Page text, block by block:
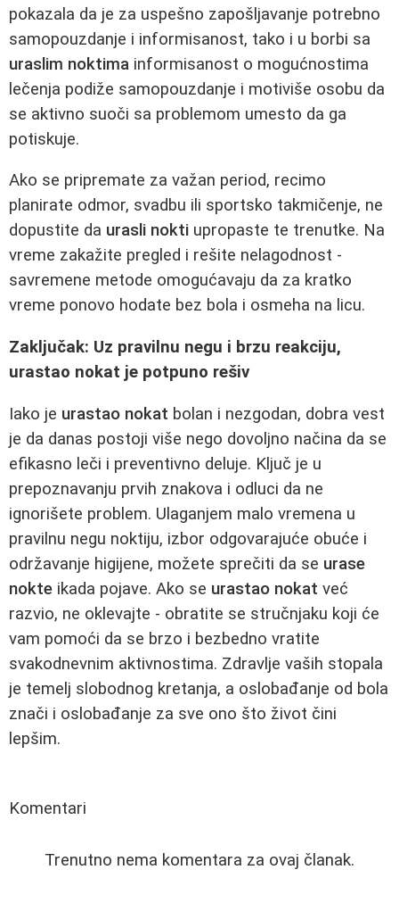
pokazala da je za uspešno zapošljavanje potrebno
samopouzdanje i informisanost, tako i u borbi sa
uraslim noktima informisanost o mogućnostima
lečenja podiže samopouzdanje i motiviše osobu da
se aktivno suoči sa problemom umesto da ga
potiskuje.
Ako se pripremate za važan period, recimo
planirate odmor, svadbu ili sportsko takmičenje, ne
dopustite da urasli nokti upropaste te trenutke. Na
vreme zakažite pregled i rešite nelagodnost -
savremene metode omogućavaju da za kratko
vreme ponovo hodate bez bola i osmeha na licu.
Zaključak: Uz pravilnu negu i brzu reakciju,
urastao nokat je potpuno rešiv
Iako je urastao nokat bolan i nezgodan, dobra vest
je da danas postoji više nego dovoljno načina da se
efikasno leči i preventivno deluje. Ključ je u
prepoznavanju prvih znakova i odluci da ne
ignorišete problem. Ulaganjem malo vremena u
pravilnu negu noktiju, izbor odgovarajuće obuće i
održavanje higijene, možete sprečiti da se urase
nokte ikada pojave. Ako se urastao nokat već
razvio, ne oklevajte - obratite se stručnjaku koji će
vam pomoći da se brzo i bezbedno vratite
svakodnevnim aktivnostima. Zdravlje vaših stopala
je temelj slobodnog kretanja, a oslobađanje od bola
znači i oslobađanje za sve ono što život čini
lepšim.
Komentari
Trenutno nema komentara za ovaj članak.